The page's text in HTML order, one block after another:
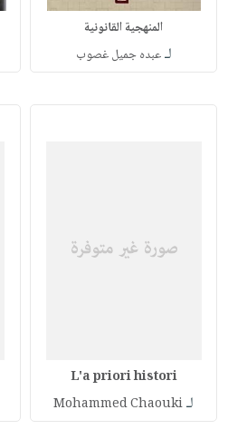
المنهجية القانونية
لـعبده جميل غصوب
L'a priori histori
لـMohammed Chaouki